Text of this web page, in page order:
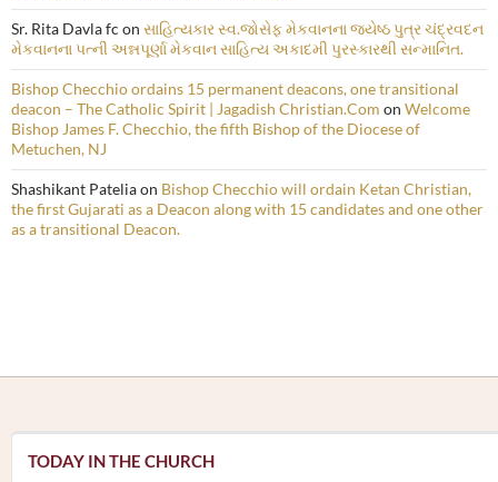
Sr. Rita Davla fc on સાહિત્યકાર સ્વ.જોસેફ મેકવાનના જ્યેષ્ઠ પુત્ર ચંદ્રવદન
મેકવાનના પત્ની અન્નપૂર્ણા મેકવાન સાહિત્ય અકાદમી પુરસ્કારથી સન્માનિત.
Bishop Checchio ordains 15 permanent deacons, one transitional
deacon – The Catholic Spirit | Jagadish Christian.Com on Welcome
Bishop James F. Checchio, the fifth Bishop of the Diocese of
Metuchen, NJ
Shashikant Pateliaon Bishop Checchio will ordain Ketan Christian,
the first Gujarati as a Deacon along with 15 candidates and one other
as a transitional Deacon.
TODAY IN THE CHURCH